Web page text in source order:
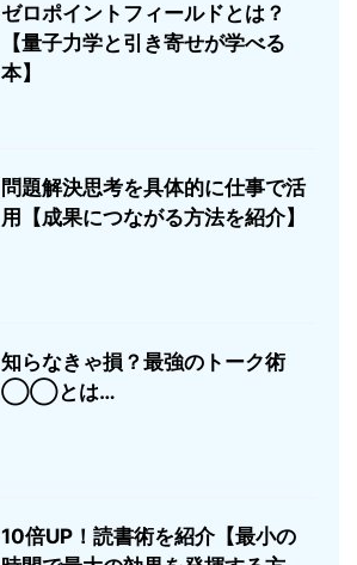
ゼロポイントフィールドとは？
【量子力学と引き寄せが学べる
本】
問題解決思考を具体的に仕事で活
用【成果につながる方法を紹介】
知らなきゃ損？最強のトーク術
◯◯とは…
10倍UP！読書術を紹介【最小の